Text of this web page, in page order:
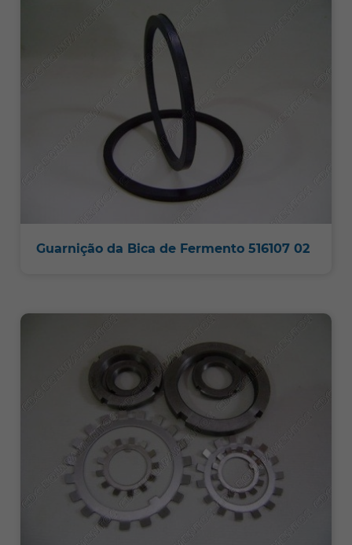
Guarnição da Bica de Fermento 516107 02